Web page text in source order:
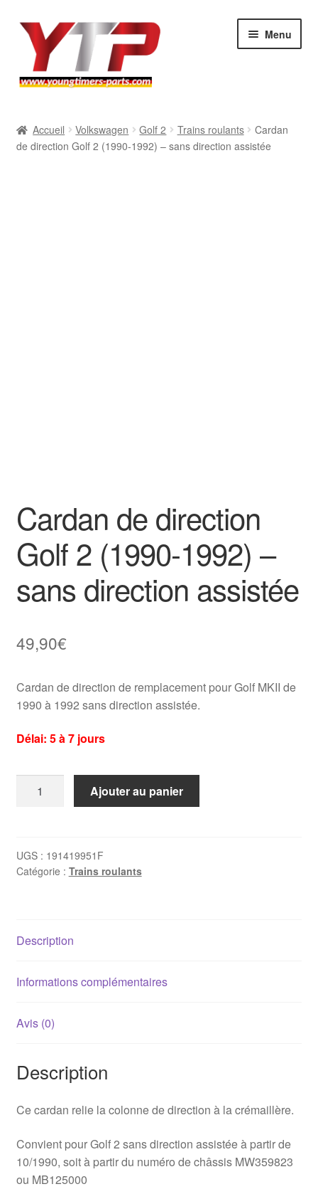
Aller
navigation
Aller
contenu
Menu
BMW
Accueil Volkswagen Golf 2 Trains roulants
Cardan
de direction Golf 2 (1990-1992) – sans direction assistée
Cardan de direction
Golf 2 (1990-1992) –
sans direction assistée
49,90€
Cardan de direction de remplacement pour Golf MKII de
1990 à 1992 sans direction assistée.
Délai: 5 à 7 jours
direction
Golf
-
direction
Ajouter au panier
UGS : 191419951F
Catégorie : Trains roulants
Description
Informations complémentaires
Avis (0)
Description
Ce cardan relie la colonne de direction à la crémaillère.
Convient pour Golf 2 sans direction assistée à partir de
10/1990, soit à partir du numéro de châssis MW359823
ou MB125000